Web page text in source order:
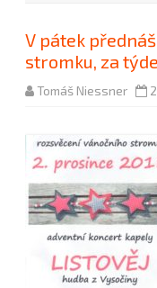
V pátek
stromku, za
Tomáš Niessner